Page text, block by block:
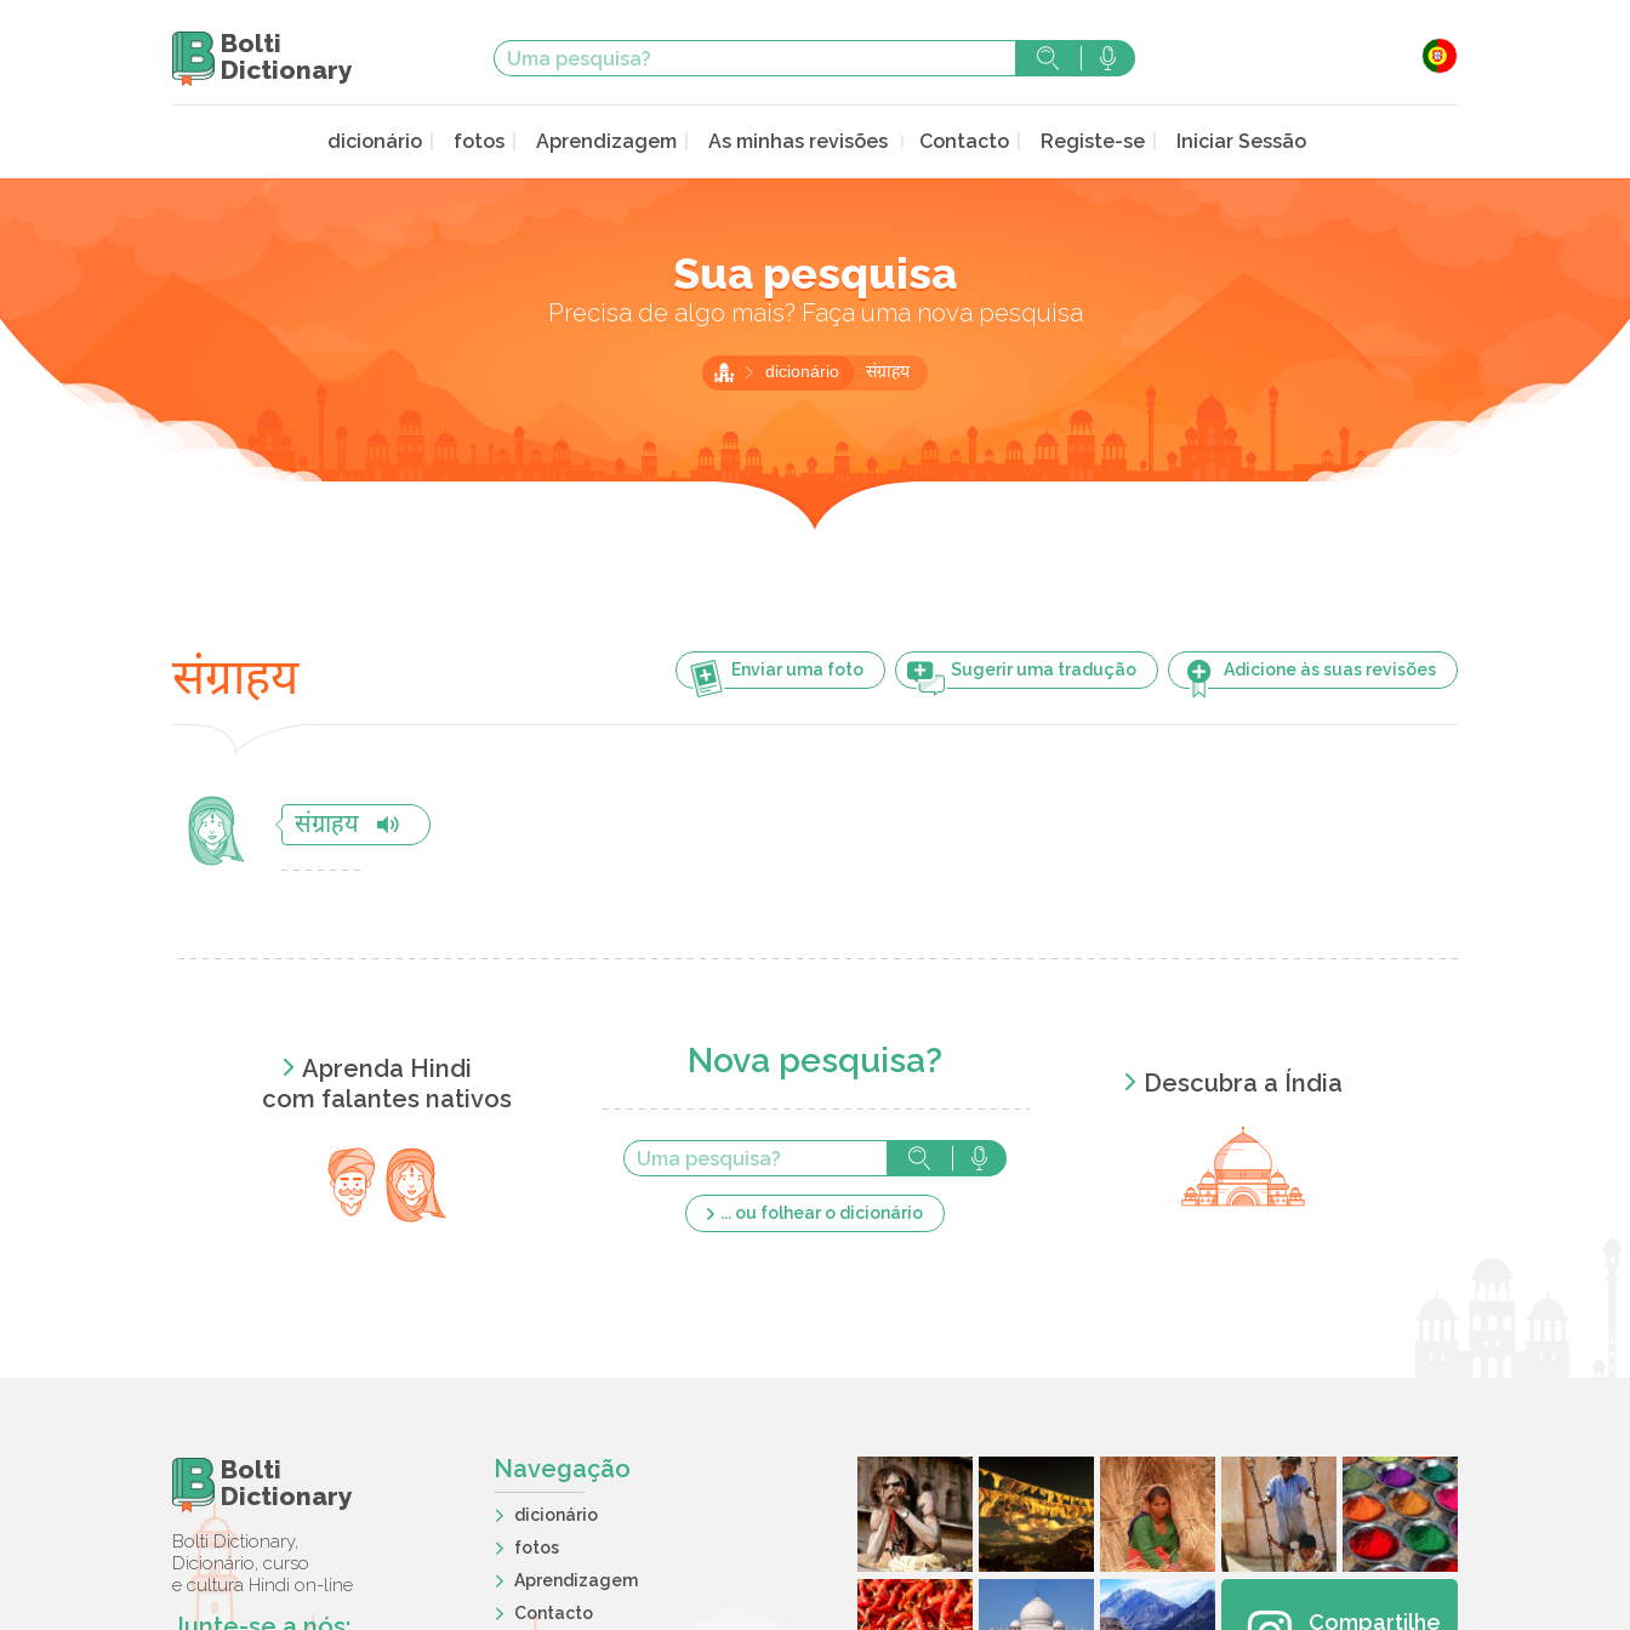
Bolti
Dictionary
dicionário fotos Aprendizagem As minhas revisões Contacto Registe-se Iniciar Sessão
Sua pesquisa
Precisa de algo mais? Faça uma nova pesquisa
dicionário संग्राहय
Enviar uma foto Sugerir uma tradução Adicione às suas revisões
संग्राहय
संग्राहय
Aprenda Hindi
com falantes nativos
Nova pesquisa?
... ou folhear o dicionário
Descubra a Índia
Bolti
Dictionary
Bolti Dictionary,
Dicionário, curso
e cultura Hindi on-line
Navegação
dicionário
fotos
Aprendizagem
Contacto
Compartilhe